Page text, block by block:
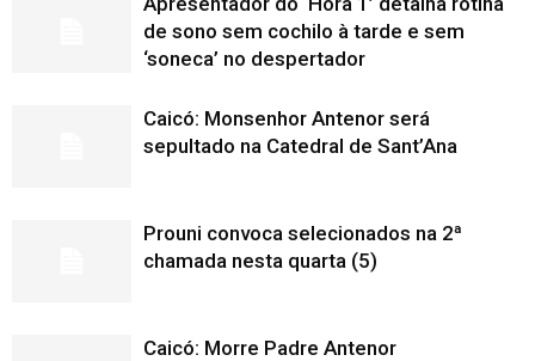
de sono sem cochilo à tarde e sem
‘soneca’ no despertador
Caicó: Monsenhor Antenor será
sepultado na Catedral de Sant’Ana
Prouni convoca selecionados na 2ª
chamada nesta quarta (5)
Caicó: Morre Padre Antenor